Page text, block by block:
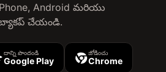
Android మరియు
చేయండి.
దాన్ని పొందండి
Google Play
జోడించు
Chrome